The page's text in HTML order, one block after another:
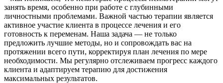
занять время, особенно при работе с глубинными
личностными проблемами. Важной частью терапии является
активное участие клиента в процессе лечения и его
готовность к переменам. Наша задача — не только
предложить лучшие методы, но и сопровождать вас на
протяжении всего пути, корректируя план лечения по мере
необходимости. Мы регулярно отслеживаем прогресс каждого
клиента и адаптируем терапию для достижения
максимальных результатов.